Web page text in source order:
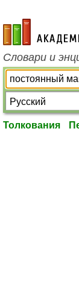
academic.ru
Словари и
Толкования